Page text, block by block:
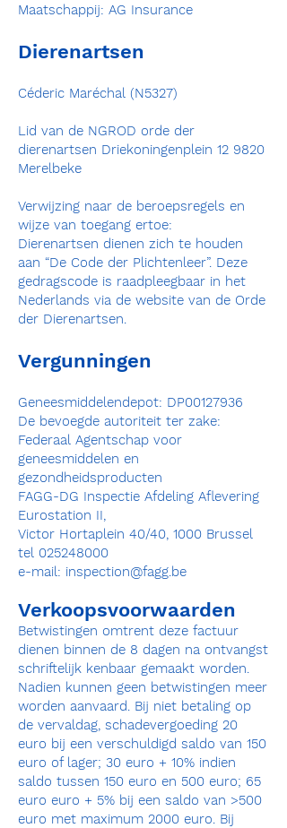
Maatschappij: AG Insurance
Dierenartsen
Céderic Maréchal (N5327)
Lid van de NGROD orde der
dierenartsen Driekoningenplein 12 9820
Merelbeke
Verwijzing naar de beroepsregels en
wijze van toegang ertoe:
Dierenartsen dienen zich te houden
aan “De Code der Plichtenleer”. Deze
gedragscode is raadpleegbaar in het
Nederlands via de website van de Orde
der Dierenartsen.
Vergunningen
Geneesmiddelendepot: DP00127936
De bevoegde autoriteit ter zake:
Federaal Agentschap voor
geneesmiddelen en
gezondheidsproducten
FAGG-DG Inspectie Afdeling Aflevering
Eurostation II,
Victor Hortaplein 40/40, 1000 Brussel
tel 025248000
e-mail: inspection@fagg.be
Verkoopsvoorwaarden
Betwistingen omtrent deze factuur
dienen binnen de 8 dagen na ontvangst
schriftelijk kenbaar gemaakt worden.
Nadien kunnen geen betwistingen meer
worden aanvaard. Bij niet betaling op
de vervaldag, schadevergoeding 20
euro bij een verschuldigd saldo van 150
euro of lager; 30 euro + 10% indien
saldo tussen 150 euro en 500 euro; 65
euro euro + 5% bij een saldo van >500
euro met maximum 2000 euro. Bij